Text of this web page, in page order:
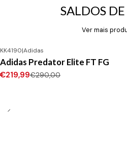
SALDOS
Ver mais
-24%DESCONTO
Novo
KK4190|Adidas
Adidas Predator Elite FT FG
€219,99€290,00